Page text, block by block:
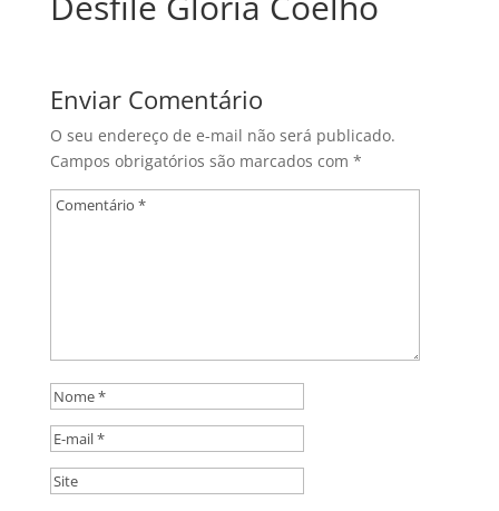
Enviar Comentário
O seu endereço de e-mail não será publicado.
Campos obrigatórios são marcados com *